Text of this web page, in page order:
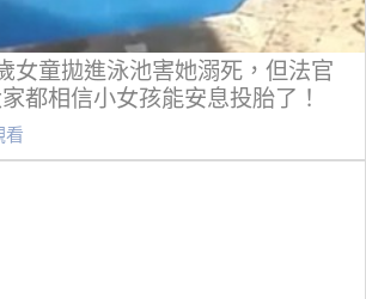
女童拋進泳池害她溺死，但法官
都相信小女孩能安息投胎了！
看